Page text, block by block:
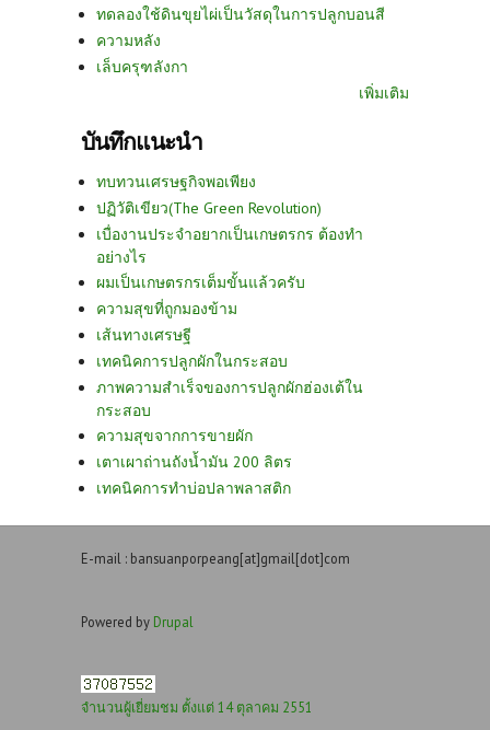
ทดลองใช้ดินขุยไผ่เป็นวัสดุในการปลูกบอนสี
ความหลัง
เล็บครุฑลังกา
เพิ่มเติม
บันทึกแนะนำ
ทบทวนเศรษฐกิจพอเพียง
ปฏิวัติเขียว(The Green Revolution)
เบื่องานประจำอยากเป็นเกษตรกร ต้องทำ
อย่างไร
ผมเป็นเกษตรกรเต็มขั้นแล้วครับ
ความสุขที่ถูกมองข้าม
เส้นทางเศรษฐี
เทคนิคการปลูกผักในกระสอบ
ภาพความสำเร็จของการปลูกผักฮ่องเต้ใน
กระสอบ
ความสุขจากการขายผัก
เตาเผาถ่านถังน้ำมัน 200 ลิตร
เทคนิคการทำบ่อปลาพลาสติก
E-mail : bansuanporpeang[at]gmail[dot]com
Powered by Drupal
จำนวนผู้เยี่ยมชม ตั้งแต่ 14 ตุลาคม 2551